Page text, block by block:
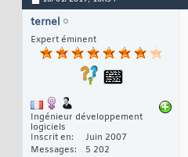
ternel
Expert éminent
Ingénieur développement
logiciels
Inscrit en
Juin 2007
Messages
5 202